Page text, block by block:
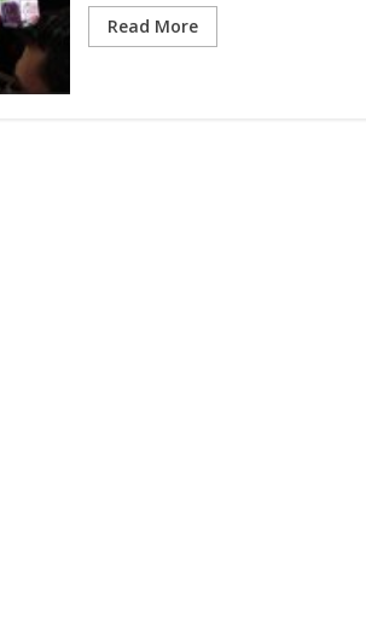
Read More